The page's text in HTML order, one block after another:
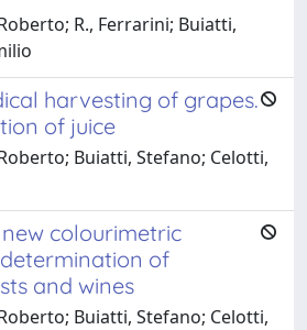
R., Ferrarini; Buiatti,
harvesting of grapes.
of juice
Buiatti, Stefano; Celotti,
colourimetric
of
and wines
Buiatti, Stefano; Celotti,